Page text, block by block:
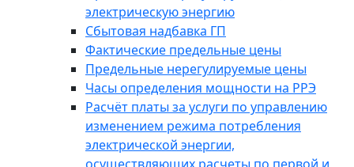
электрическую энергию
Сбытовая надбавка ГП
Фактические предельные цены
Предельные нерегулируемые цены
Часы определения мощности на РРЭ
Расчёт платы за услуги по управлению
изменением режима потребления
электрической энергии,